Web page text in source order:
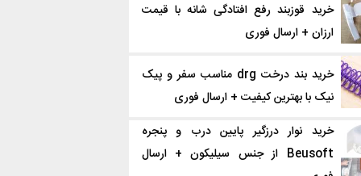
خرید قوزبند رفع افتادگی شانه با قیمت
ارزان + ارسال فوری
خرید بند درخت drg مناسب سفر و پیک
نیک با بهترین کیفیت + ارسال فوری
خرید نوار درزگیر پایین درب و پنجره
Beusoft از جنس سیلیکون + ارسال